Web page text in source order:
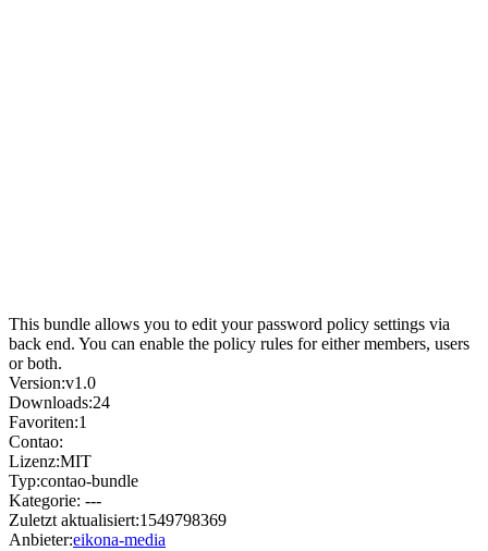
This bundle allows you to edit your password policy settings via
back end. You can enable the policy rules for either members, users
or both.
Version:v1.0
Downloads:24
Favoriten:1
Contao:
Lizenz:MIT
Typ:contao-bundle
Kategorie: ---
Zuletzt aktualisiert:1549798369
Anbieter:eikona-media